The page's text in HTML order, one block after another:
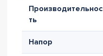
Производительнос
ть
Напор